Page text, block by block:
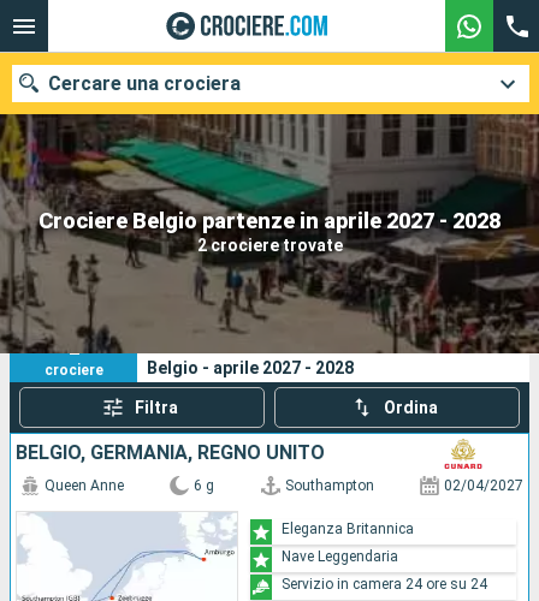
Crociere Belgio partenze in aprile 2027 - 2028
2 crociere trovate
Cercare una crociera
Le nostre destinazioni
Mesi di partenza
Porti Compagnie
Ricerca
2
crociere
Belgio - aprile 2027 - 2028
Filtra Ordina
BELGIO, GERMANIA, REGNO UNITO
Queen Anne 6 g Southampton 02/04/2027
Eleganza Britannica
Nave Leggendaria
Servizio in camera 24 ore su 24